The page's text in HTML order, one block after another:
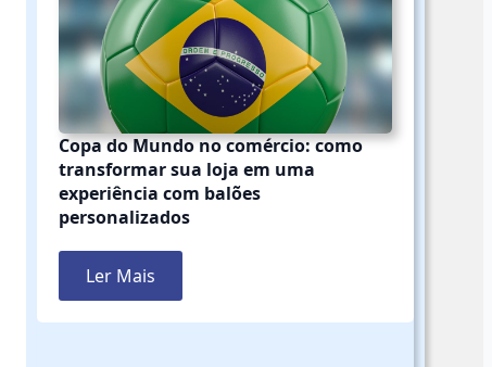
Copa do Mundo no comércio: como
transformar sua loja em uma
experiência com balões
personalizados
Ler Mais